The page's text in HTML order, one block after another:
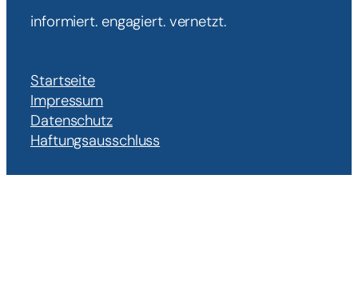
informiert. engagiert. vernetzt.
Startseite
Impressum
Datenschutz
Haftungsausschluss